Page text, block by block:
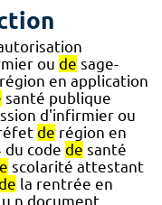
ou de sage-
région en application
santé publique
d'infirmier ou
de région en
du code de santé
scolarité attestant
la rentrée en
n document